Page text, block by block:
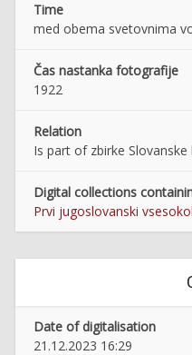
Time
med obema svetovnima
Čas nastanka fotografije
1922
Relation
Is part of zbirke Slovanske
Digital collections
Prvi jugoslovanski
Date of digitalisation
21.12.2023 16:29